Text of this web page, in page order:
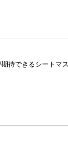
待できるシートマ